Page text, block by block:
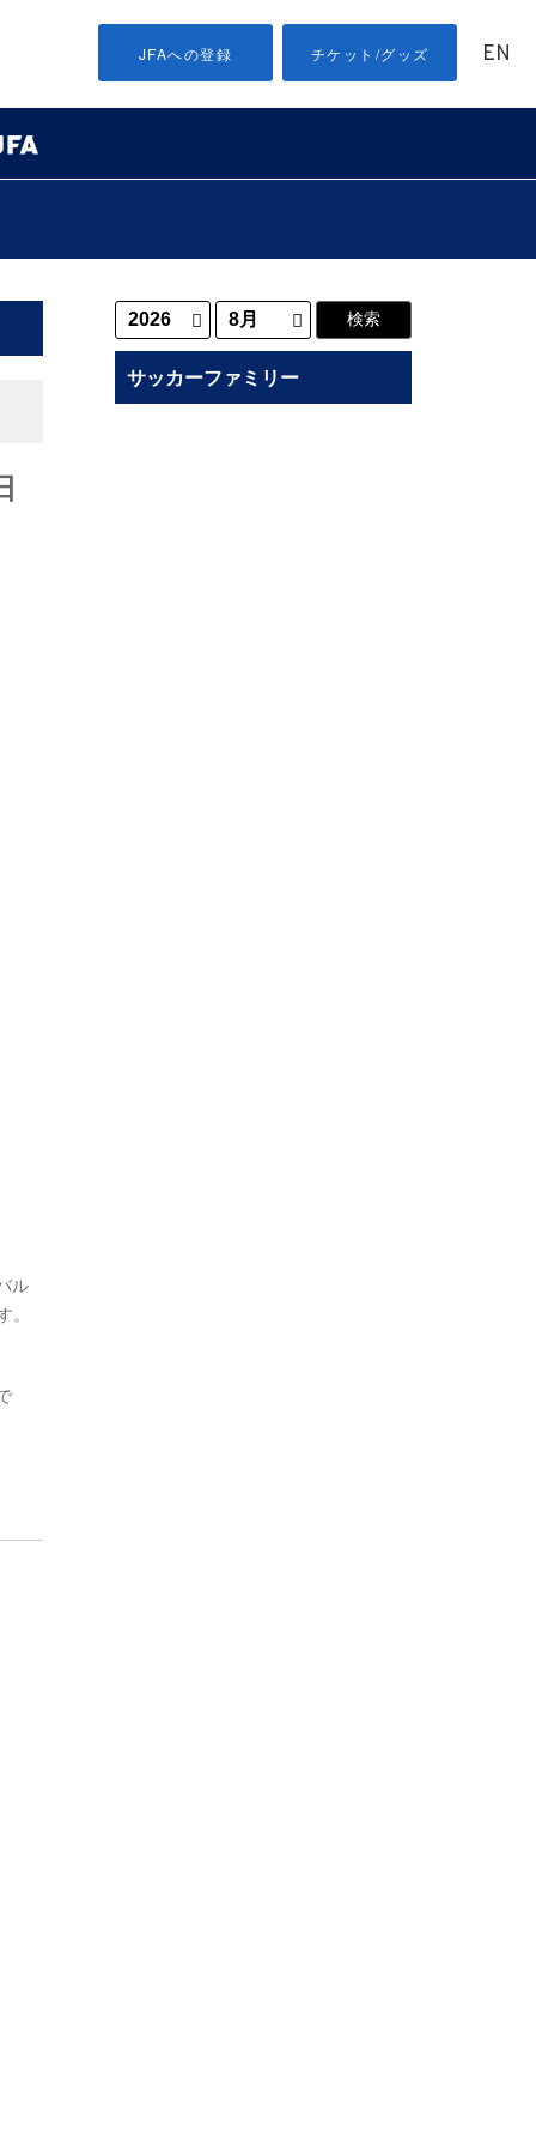
JFAへの登録 チケット/グッズ EN
ル
サッカーファミリー